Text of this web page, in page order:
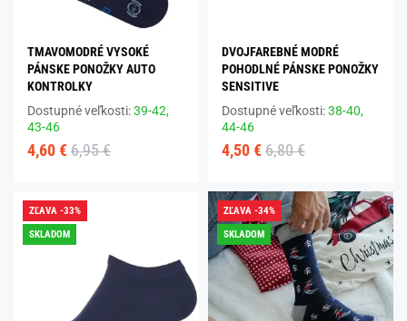
TMAVOMODRÉ VYSOKÉ
PÁNSKE PONOŽKY AUTO
KONTROLKY
Dostupné veľkosti:39-42,
43-46
4,60 € 6,95 €
DVOJFAREBNÉ MODRÉ
POHODLNÉ PÁNSKE PONOŽKY
SENSITIVE
Dostupné veľkosti:38-40,
44-46
4,50 € 6,80 €
ZĽAVA -33%
SKLADOM
ZĽAVA -34%
SKLADOM